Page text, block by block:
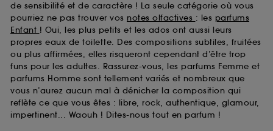
de sensibilité et de caractère ! La seule catégorie où vous
pourriez ne pas trouver vos notes olfactives : les parfums
Enfant ! Oui, les plus petits et les ados ont aussi leurs
propres eaux de toilette. Des compositions subtiles, fruitées
ou plus affirmées, elles risqueront cependant d’être trop
funs pour les adultes. Rassurez-vous, les parfums Femme et
parfums Homme sont tellement variés et nombreux que
vous n’aurez aucun mal à dénicher la composition qui
reflète ce que vous êtes : libre, rock, authentique, glamour,
impertinent... Waouh ! Dites-nous tout en parfum !